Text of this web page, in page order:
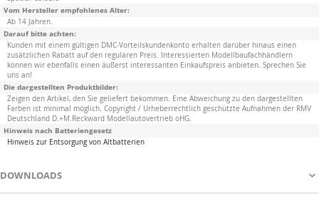
Vom Hersteller empfohlenes Alter:
Ab 14 Jahren.
Darauf bitte achten:
Kunden mit einem gültigen DMC-Vorteilskundenkonto erhalten darüber hinaus einen
zusätzlichen Rabatt auf den regulären Preis. Interessierten Modellbaufachhändlern
können wir ebenfalls einen äußerst interessanten Einkaufspreis anbieten. Sprechen Sie
uns an!
Die dargestellten Produktbilder:
Zeigen den Artikel, den Sie geliefert bekommen. Eine Abweichung zu den dargestellten
Farben ist minimal möglich. Copyright / Urheberrechtlich geschützte Aufnahmen der RMV
Deutschland D.+M.Reckward Modellautovertrieb oHG.
Hinweis nach Batteriengesetz
Hinweis zur Entsorgung von Altbatterien
DOWNLOADS